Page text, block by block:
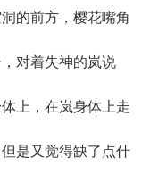
的前方，樱花嘴角
对着失神的岚说
上，在岚身体上走
是又觉得缺了点什